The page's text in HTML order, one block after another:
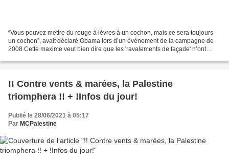
“Vous pouvez mettre du rouge à lèvres à un cochon, mais ce sera toujours
un cochon”, avait déclaré Obama lors d’un événement de la campagne de
2008 Cette maxime veut bien dire que les 'ravalements de façade' n’ont
!! Contre vents & marées, la Palestine
triomphera !! + !Infos du jour!
Publié le 28/06/2021 à 05:17
Par MCPalestine